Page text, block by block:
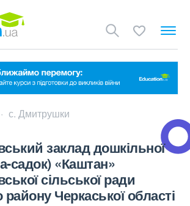
с. Дмитрушки
заклад дошкільної
садок) «Каштан»
сільської ради
Черкаської області